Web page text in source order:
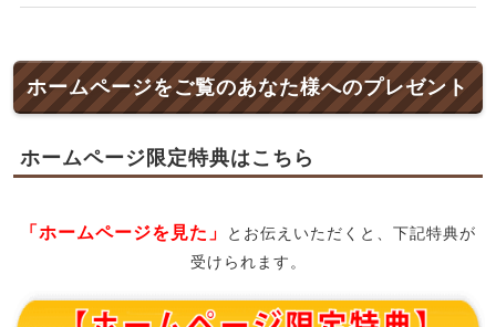
ホームページをご覧のあなた様へのプレゼント
ホームページ限定特典はこちら
「ホームページを見た」
とお伝えいただくと、下記特典が
受けられます。